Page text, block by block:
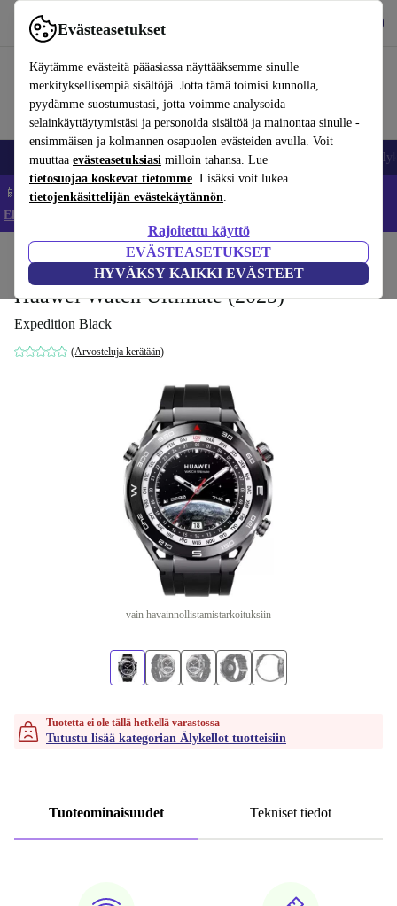
Evästeasetukset
Käytämme evästeitä pääasiassa näyttääksemme sinulle
merkityksellisempiä sisältöjä. Jotta tämä toimisi kunnolla,
pyydämme suostumustasi, jotta voimme analysoida
selainkäyttäytymistäsi ja personoida sisältöä ja mainontaa sinulle -
ensimmäisen ja kolmannen osapuolen evästeiden avulla. Voit
muuttaa evästeasetuksiasi milloin tahansa. Lue
tietosuojaa koskevat tietomme. Lisäksi voit lukea
tietojenkäsittelijän evästekäytännön.
Rajoitettu käyttö
EVÄSTEASETUKSET
HYVÄKSY KAIKKI EVÄSTEET
Käytä refurbed-palvelua nopeasti ja helposti
Matkapuhelimet ja älypuhelimet Kannettavat tietokoneet
📱 Säästä 5 % LISÄÄ iPhoneista – Koodi: IPHONEDEAL –
Ehdot ja säännöt
Älykellot
Huawei Watch Ultimate (2023)
Expedition Black
(Arvosteluja kerätään)
vain havainnollistamistarkoituksiin
Tuotetta ei ole tällä hetkellä varastossa
Tutustu lisää kategorian Älykellot tuotteisiin
Tuoteominaisuudet Tekniset tiedot